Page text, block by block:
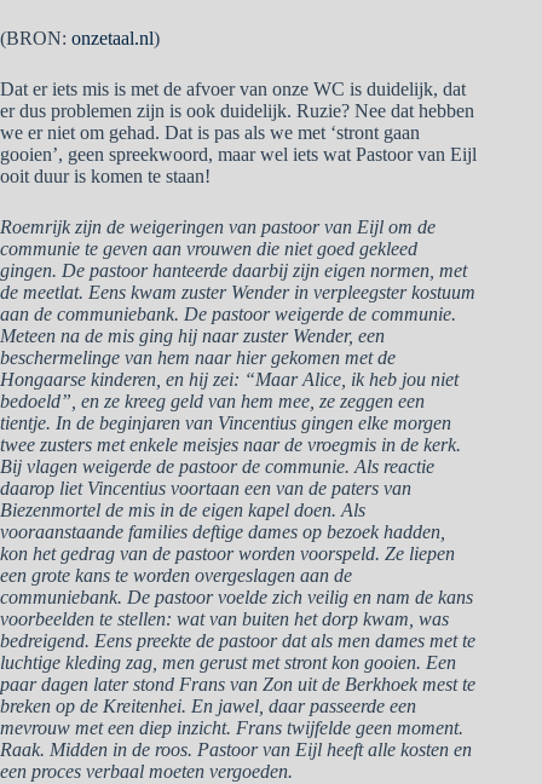
(BRON: onzetaal.nl)
Dat er iets mis is met de afvoer van onze WC is duidelijk, dat
er dus problemen zijn is ook duidelijk. Ruzie? Nee dat hebben
we er niet om gehad. Dat is pas als we met ‘stront gaan
gooien’, geen spreekwoord, maar wel iets wat Pastoor van Eijl
ooit duur is komen te staan!
Roemrijk zijn de weigeringen van pastoor van Eijl om de
communie te geven aan vrouwen die niet goed gekleed
gingen. De pastoor hanteerde daarbij zijn eigen normen, met
de meetlat. Eens kwam zuster Wender in verpleegster kostuum
aan de communiebank. De pastoor weigerde de communie.
Meteen na de mis ging hij naar zuster Wender, een
beschermelinge van hem naar hier gekomen met de
Hongaarse kinderen, en hij zei: “Maar Alice, ik heb jou niet
bedoeld”, en ze kreeg geld van hem mee, ze zeggen een
tientje. In de beginjaren van Vincentius gingen elke morgen
twee zusters met enkele meisjes naar de vroegmis in de kerk.
Bij vlagen weigerde de pastoor de communie. Als reactie
daarop liet Vincentius voortaan een van de paters van
Biezenmortel de mis in de eigen kapel doen. Als
vooraanstaande families deftige dames op bezoek hadden,
kon het gedrag van de pastoor worden voorspeld. Ze liepen
een grote kans te worden overgeslagen aan de
communiebank. De pastoor voelde zich veilig en nam de kans
voorbeelden te stellen: wat van buiten het dorp kwam, was
bedreigend. Eens preekte de pastoor dat als men dames met te
luchtige kleding zag, men gerust met stront kon gooien. Een
paar dagen later stond Frans van Zon uit de Berkhoek mest te
breken op de Kreitenhei. En jawel, daar passeerde een
mevrouw met een diep inzicht. Frans twijfelde geen moment.
Raak. Midden in de roos. Pastoor van Eijl heeft alle kosten en
een proces verbaal moeten vergoeden.